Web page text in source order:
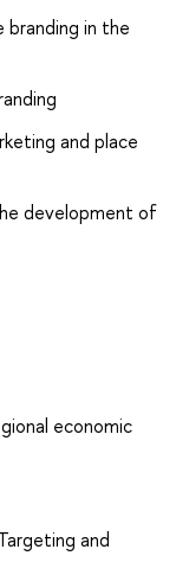
in the
and place
development of
economic
and